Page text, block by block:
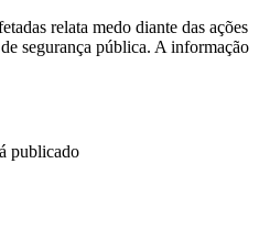
relata medo diante das ações
segurança pública. A informação
publicado